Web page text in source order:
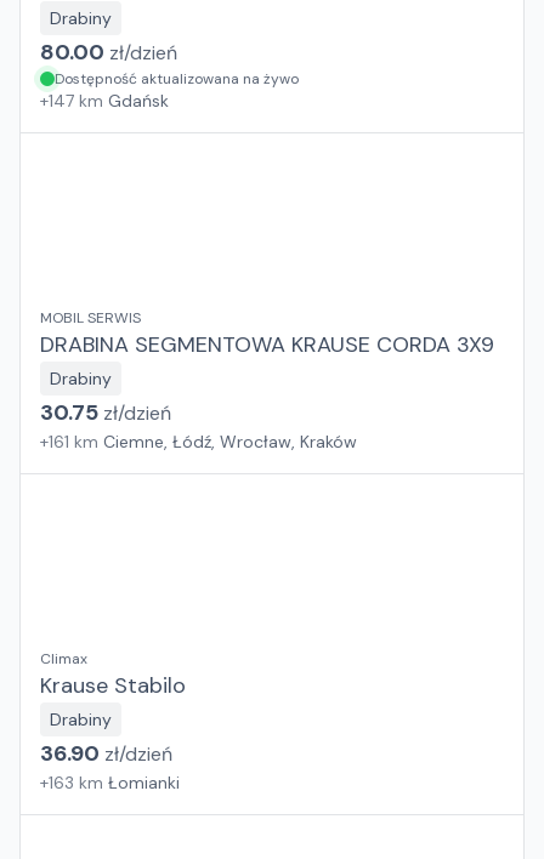
Drabiny
80.00 zł/dzień
Dostępność aktualizowana na żywo
+147 km Gdańsk
MOBIL SERWIS
DRABINA SEGMENTOWA KRAUSE CORDA 3X9
Drabiny
30.75 zł/dzień
+161 km Ciemne, Łódź, Wrocław, Kraków
Climax
Krause Stabilo
Drabiny
36.90 zł/dzień
+163 km Łomianki